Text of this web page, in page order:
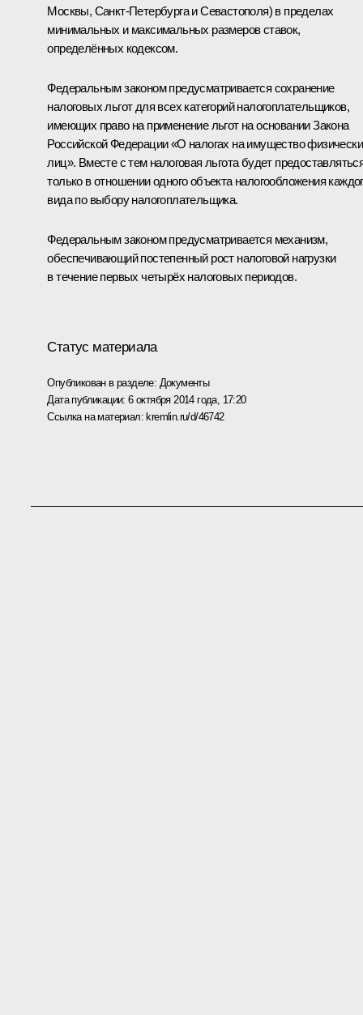
Москвы, Санкт-Петербурга и Севастополя) в пределах
минимальных и максимальных размеров ставок,
определённых кодексом.
Федеральным законом предусматривается сохранение
налоговых льгот для всех категорий налогоплательщиков,
имеющих право на применение льгот на основании Закона
Российской Федерации «О налогах на имущество
лиц». Вместе с тем налоговая льгота будет
только в отношении одного объекта налогообложения
вида по выбору налогоплательщика.
Федеральным законом предусматривается механизм,
обеспечивающий постепенный рост налоговой нагрузки
в течение первых четырёх налоговых периодов.
Статус материала
Опубликован в разделе: Документы
Дата публикации:6 октября 2014 года, 17:20
Ссылка на материал: kremlin.ru/d/46742